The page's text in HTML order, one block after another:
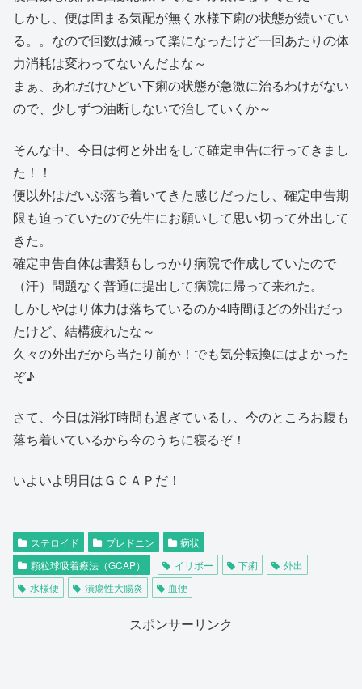
しかし、便は固まる気配が無く水様下痢の状態が続いてい
る。。なので回数は減って楽になったけど一回あたりの体
力消耗は変わってないんだよな～
まぁ、あれだけひどい下痢の状態が急激に治るわけがない
ので、少しずつ油断しないで治していくか～
そんな中、今日は何と外出をして確定申告に行ってきまし
た！！
便以外はだいぶ落ち着いてきた感じだったし、確定申告期
限も迫っていたので先生にお願いして思い切って外出して
きた。
確定申告自体は書類もしっかり病院で作成していたので
（汗）問題なく普通に提出して病院に帰って来れた。
しかしやはり体力は落ちているのか4時間ほどの外出だっ
たけど、結構疲れたな～
久々の外出だから当たり前か！でも気分転換にはよかった
ぞ♪
さて、今日は消灯時間も過ぎているし、今のところお腹も
落ち着いているから今のうちに寝るぞ！
いよいよ明日はＧＣＡＰだ！
ステロイド プレドニン
病状
顆粒球吸着療法（GCAP）
イリボー 下痢
外出
水様便
潰瘍性大腸炎 血便
スポンサーリンク